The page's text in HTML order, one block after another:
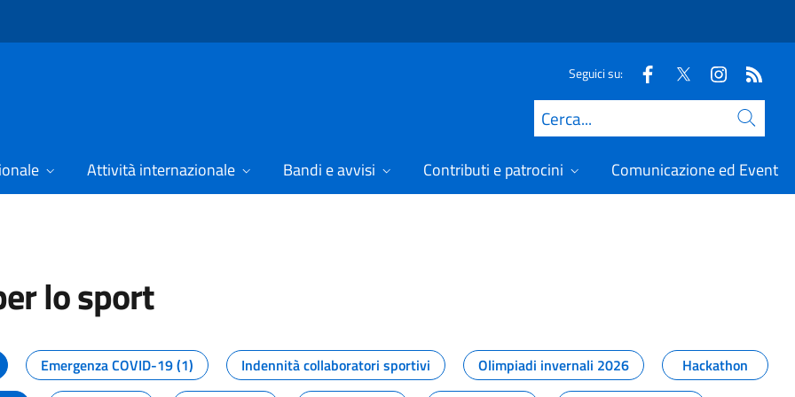
Seguici su:
Cerca
Attività internazionale Bandi e avvisi Contributi e patrocini Comunicazione ed Eventi
lo sport
dal Dipartimento per lo sport
Emergenza COVID-19 (1) Indennità collaboratori sportivi Olimpiadi invernali 2026
Hackathon